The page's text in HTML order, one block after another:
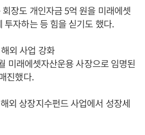
장도 개인자금 5억 원을 미래에셋
투자하는 등 힘을 싣기도 했다.
외 사업 강화
미래에셋자산운용 사장으로 임명된
진했다.
외 상장지수펀드 사업에서 성장세